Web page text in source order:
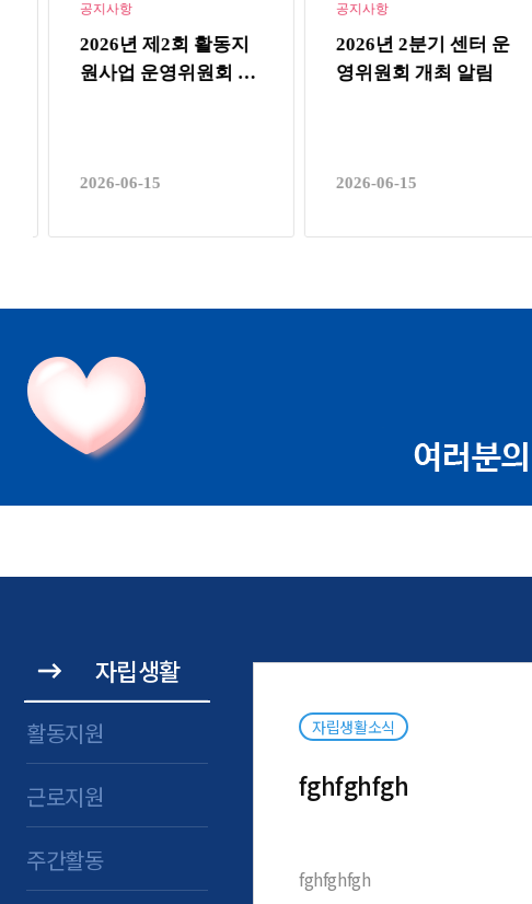
공지사항
2026년 제2회 활동지
원사업 운영위원회 소
2026-06-15
공지사항
2026년 2분기 센터 운
영위원회 개최 알림
2026-06-15
자립생활
활동지원
근로지원
주간활동
자립생활소식
fghfghfgh
fghfghfgh